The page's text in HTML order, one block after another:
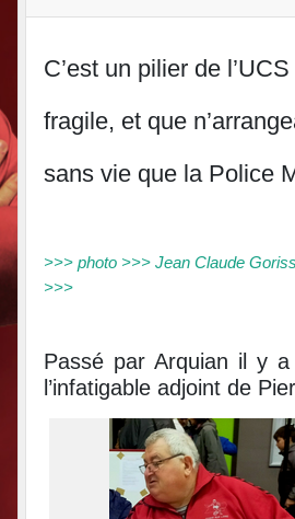
C’est un pilier de
fragile, et que
sans vie que la Police
>>> photo >>> Jean Claude
>>>
Passé par Arquian il y
l’infatigable adjoint de